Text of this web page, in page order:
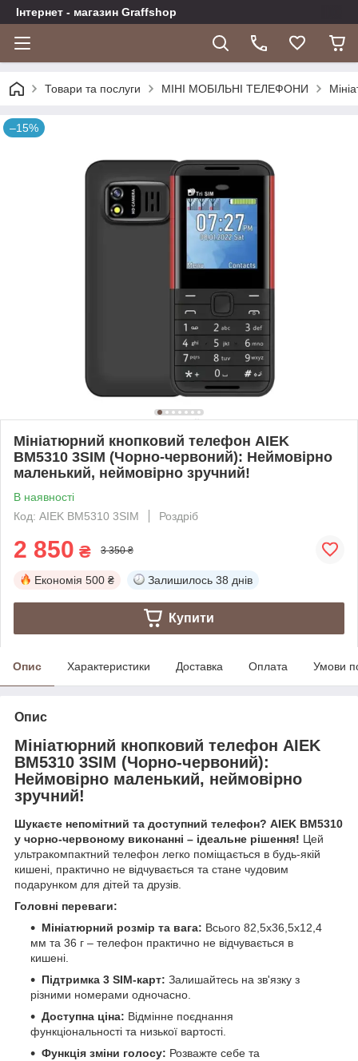
Інтернет - магазин Graffshop
Товари та послуги МІНІ МОБІЛЬНІ ТЕЛЕФОНИ
–15%
Мініатюрний кнопковий телефон AIEK
BM5310 3SIM (Чорно-червоний): Неймовірно
маленький, неймовірно зручний!
В наявності
Код: AIEK BM5310 3SIM
Роздріб
2 850 ₴ 3 350 ₴
Економія 500 ₴ Залишилось 38 днів
Купити
Опис Характеристики Доставка Оплата Умови
Опис
Мініатюрний кнопковий телефон AIEK
BM5310 3SIM (Чорно-червоний):
Неймовірно маленький, неймовірно
зручний!
Шукаєте непомітний та доступний телефон? AIEK BM5310
у чорно-червоному виконанні – ідеальне рішення! Цей
ультракомпактний телефон легко поміщається в будь-якій
кишені, практично не відчувається та стане чудовим
подарунком для дітей та друзів.
Головні переваги:
Мініатюрний розмір та вага: Всього 82,5х36,5х12,4
мм та 36 г – телефон практично не відчувається в
кишені.
Підтримка 3 SIM-карт: Залишайтесь на зв'язку з
різними номерами одночасно.
Доступна ціна: Відмінне поєднання
функціональності та низької вартості.
Функція зміни голосу: Розважте себе та